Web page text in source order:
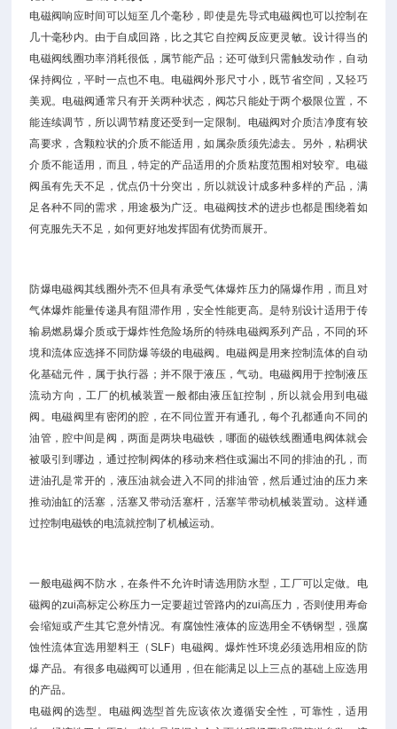
电磁阀响应时间可以短至几个毫秒，即使是先导式电磁阀也可以控制在
几十毫秒内。由于自成回路，比之其它自控阀反应更灵敏。设计得当的
电磁阀线圈功率消耗很低，属节能产品；还可做到只需触发动作，自动
保持阀位，平时一点也不电。电磁阀外形尺寸小，既节省空间，又轻巧
美观。电磁阀通常只有开关两种状态，阀芯只能处于两个极限位置，不
能连续调节，所以调节精度还受到一定限制。电磁阀对介质洁净度有较
高要求，含颗粒状的介质不能适用，如属杂质须先滤去。另外，粘稠状
介质不能适用，而且，特定的产品适用的介质粘度范围相对较窄。电磁
阀虽有先天不足，优点仍十分突出，所以就设计成多种多样的产品，满
足各种不同的需求，用途极为广泛。电磁阀技术的进步也都是围绕着如
何克服先天不足，如何更好地发挥固有优势而展开。
防爆电磁阀其线圈外壳不但具有承受气体爆炸压力的隔爆作用，而且对
气体爆炸能量传递具有阻滞作用，安全性能更高。是特别设计适用于传
输易燃易爆介质或于爆炸性危险场所的特殊电磁阀系列产品，不同的环
境和流体应选择不同防爆等级的电磁阀。电磁阀是用来控制流体的自动
化基础元件，属于执行器；并不限于液压，气动。电磁阀用于控制液压
流动方向，工厂的机械装置一般都由液压缸控制，所以就会用到电磁
阀。电磁阀里有密闭的腔，在不同位置开有通孔，每个孔都通向不同的
油管，腔中间是阀，两面是两块电磁铁，哪面的磁铁线圈通电阀体就会
被吸引到哪边，通过控制阀体的移动来档住或漏出不同的排油的孔，而
进油孔是常开的，液压油就会进入不同的排油管，然后通过油的压力来
推动油缸的活塞，活塞又带动活塞杆，活塞竿带动机械装置动。这样通
过控制电磁铁的电流就控制了机械运动。
一般电磁阀不防水，在条件不允许时请选用防水型，工厂可以定做。电
磁阀的zui高标定公称压力一定要超过管路内的zui高压力，否则使用寿命
会缩短或产生其它意外情况。有腐蚀性液体的应选用全不锈钢型，强腐
蚀性流体宜选用塑料王（SLF）电磁阀。爆炸性环境必须选用相应的防
爆产品。有很多电磁阀可以通用，但在能满足以上三点的基础上应选用
的产品。
电磁阀的选型。电磁阀选型首先应该依次遵循安全性，可靠性，适用